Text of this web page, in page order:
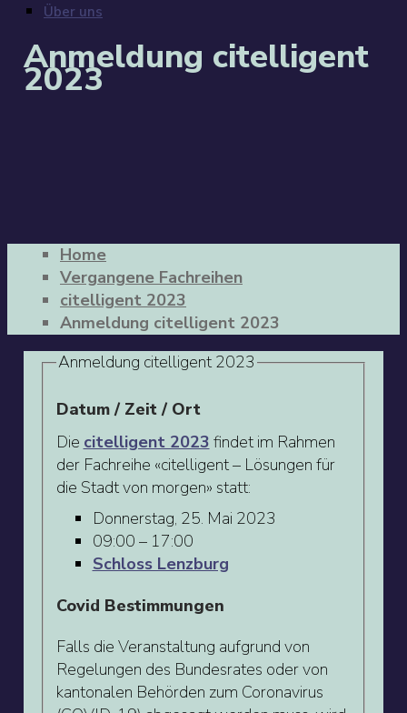
Über uns
Anmeldung citelligent
2023
Home
Vergangene Fachreihen
citelligent 2023
Anmeldung citelligent 2023
Anmeldung citelligent 2023
Datum / Zeit / Ort
Die citelligent 2023 findet im Rahmen
der Fachreihe «citelligent – Lösungen für
die Stadt von morgen» statt:
Donnerstag, 25. Mai 2023
09:00 – 17:00
Schloss Lenzburg
Covid Bestimmungen
Falls die Veranstaltung aufgrund von
Regelungen des Bundesrates oder von
kantonalen Behörden zum Coronavirus